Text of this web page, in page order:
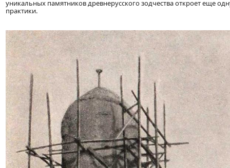
уникальных памятников древнерусского зодчества откроет еще
практики.